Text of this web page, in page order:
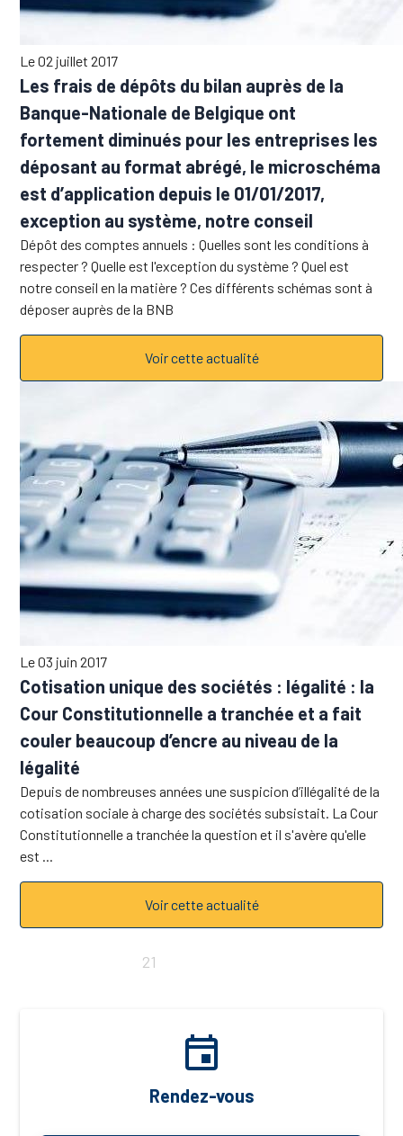
Le 02 juillet 2017
Les frais de dépôts du bilan auprès de la
Banque-Nationale de Belgique ont
fortement diminués pour les entreprises les
déposant au format abrégé, le microschéma
est d’application depuis le 01/01/2017,
exception au système, notre conseil
Dépôt des comptes annuels : Quelles sont les conditions à
respecter ? Quelle est l'exception du système ? Quel est
notre conseil en la matière ? Ces différents schémas sont à
déposer auprès de la BNB
Voir cette actualité
Le 03 juin 2017
Cotisation unique des sociétés : légalité : la
Cour Constitutionnelle a tranchée et a fait
couler beaucoup d’encre au niveau de la
légalité
Depuis de nombreuses années une suspicion d’illégalité de la
cotisation sociale à charge des sociétés subsistait. La Cour
Constitutionnelle a tranchée la question et il s'avère qu'elle
est ...
Voir cette actualité
21
event
Rendez-vous